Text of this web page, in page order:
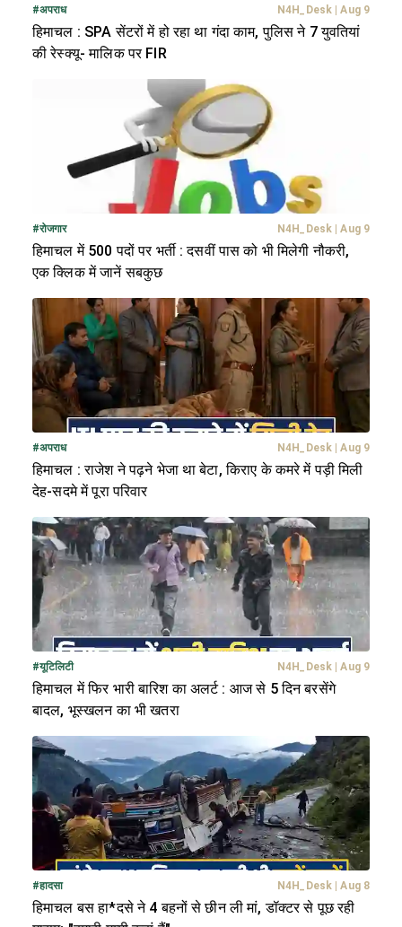
#अपराध N4H_Desk Aug 9
हिमाचल : SPA सेंटरों में हो रहा था गंदा काम, पुलिस ने 7 युवतियां
की रेस्क्यू- मालिक पर FIR
#रोजगार N4H_Desk Aug 9
हिमाचल में 500 पदों पर भर्ती : दसवीं पास को भी मिलेगी नौकरी,
एक क्लिक में जानें सबकुछ
#अपराध N4H_Desk Aug 9
हिमाचल : राजेश ने पढ़ने भेजा था बेटा, किराए के कमरे में पड़ी मिली
देह-सदमे में पूरा परिवार
#यूटिलिटी N4H_Desk Aug 9
हिमाचल में फिर भारी बारिश का अलर्ट : आज से 5 दिन बरसेंगे
बादल, भूस्खलन का भी खतरा
#हादसा N4H_Desk Aug 8
हिमाचल बस हा*दसे ने 4 बहनों से छीन ली मां, डॉक्टर से पूछ रही